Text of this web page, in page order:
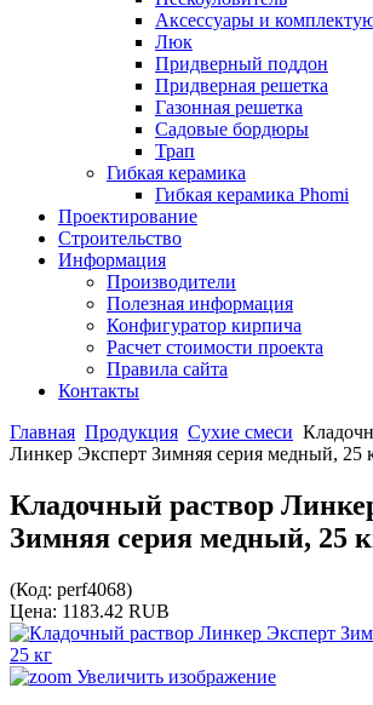
Аксессуары и
Люк
Придверный поддон
Придверная решетка
Газонная решетка
Садовые бордюры
Трап
Гибкая керамика
Гибкая керамика Phomi
Проектирование
Строительство
Информация
Производители
Полезная информация
Конфигуратор кирпича
Расчет стоимости проекта
Правила сайта
Контакты
Главная Продукция Сухие смеси
Линкер Эксперт Зимняя серия медный, 25
Кладочный раствор
Зимняя серия медный, 25
(Код: perf4068)
Цена: 1183.42 RUB
Увеличить изображение